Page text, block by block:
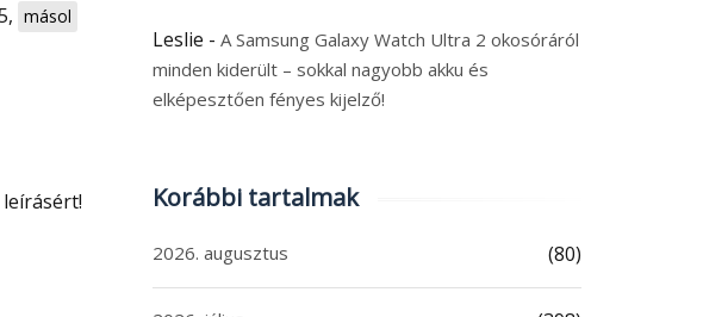
, másol
Leslie - A Samsung Galaxy Watch Ultra 2 okosóráról
minden kiderült – sokkal nagyobb akku és
elképesztően fényes kijelző!
Korábbi tartalmak
2026. augusztus (80)